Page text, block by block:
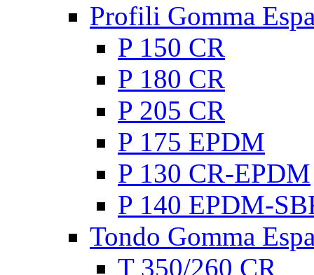
Profili Gomma
P 150 CR
P 180 CR
P 205 CR
P 175 EPDM
P 130 CR-EPDM
P 140 EPDM-
Tondo Gomma
T 350/260 CR